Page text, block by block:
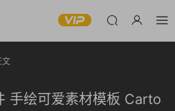
文
手绘可爱素材模板 Carto